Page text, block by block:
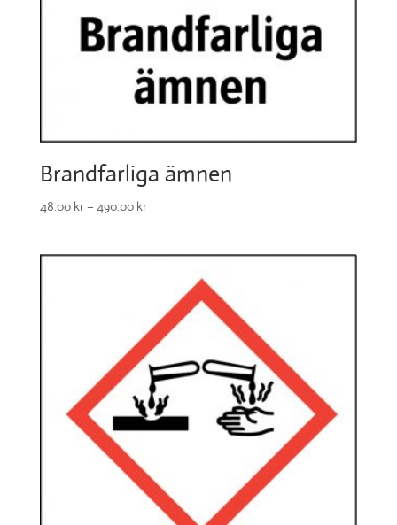
Brandfarliga ämnen
48.00 kr– 490.00 kr